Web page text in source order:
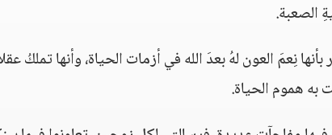
الصعبة.
نِعمَ العون لهُ بعدَ الله في أزمات الحياة، وأنها تملكُ
به هموم الحياة.